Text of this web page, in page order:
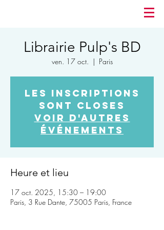
Librairie Pulp's BD
ven. 17 oct.
  |
Paris
Les inscriptions
sont closes
Voir d'autres
événements
Heure et lieu
17 oct. 2025, 15:30 – 19:00
Paris, 3 Rue Dante, 75005 Paris, France